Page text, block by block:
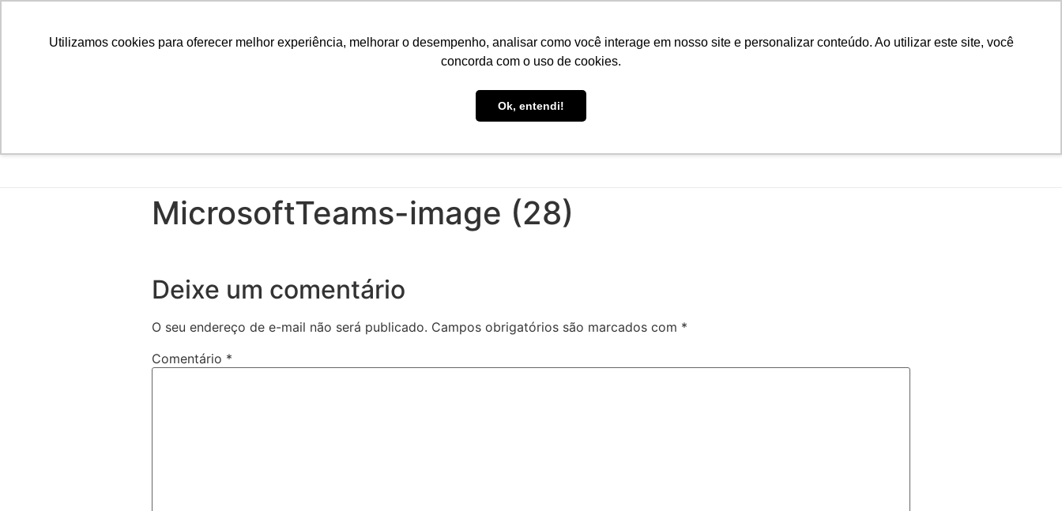
Utilizamos cookies para oferecer melhor experiência, melhorar o desempenho, analisar como você interage em nosso site e personalizar conteúdo. Ao utilizar este site, você
concorda com o uso de cookies.
Ok, entendi!
CONHEÇA A FARO CURSOS
MicrosoftTeams-image (28)
Deixe um comentário
O seu endereço de e-mail não será publicado. Campos obrigatórios são marcados com *
Comentário *